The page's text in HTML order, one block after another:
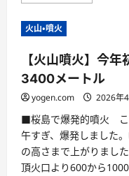
火山・噴火
【火山噴火】今
3400メートル
yogen.com 2026年
■桜島で爆発的噴火 こ
午すぎ、爆発しました
の高さまで上がりまし
頂火口より600から